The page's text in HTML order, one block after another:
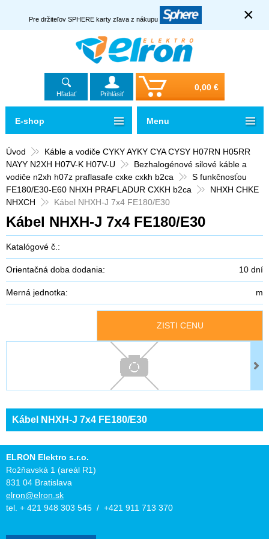
Pre držiteľov SPHERE karty zľava z nákupu ×
Hľadať Prihlásiť
0,00 €
Úvod
Káble a vodiče CYKY AYKY CYA CYSY H07RN H05RR
NAYY N2XH H07V-K H07V-U
Bezhalogénové silové káble a
vodiče n2xh h07z praflasafe cxke cxkh b2ca
S funkčnosťou
FE180/E30-E60 NHXH PRAFLADUR CXKH b2ca
NHXH CHKE
NHXCH
Kábel NHXH-J 7x4 FE180/E30
Kábel NHXH-J 7x4 FE180/E30
Katalógové č.:
Orientačná doba dodania: 10 dní
Merná jednotka: m
ZISTI CENU
Kábel NHXH-J 7x4 FE180/E30
E-shop Menu
ELRON Elektro s.r.o.
Rožňavská 1 (areál R1)
831 04 Bratislava
elron@elron.sk
tel. + 421 948 303 545 / +421 911 713 370